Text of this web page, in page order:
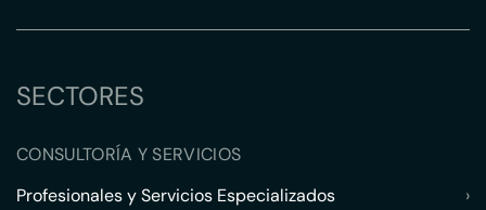
SECTORES
CONSULTORÍA Y SERVICIOS
Profesionales y Servicios Especializados
›